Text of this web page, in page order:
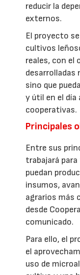
reducir la
externos.
El proyecto
cultivos
reales, con el
desarrolladas
sino que
y útil en el día
cooperativas.
Principales
Entre sus
trabajará
puedan
insumos,
agrarios más
desde
comunicado.
Para ello, el
el
uso de